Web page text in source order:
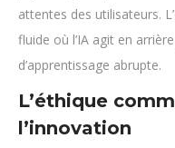
attentes des utilisateurs.
fluide où l’IA agit en
d’apprentissage abrupte.
L’éthique
l’innovation